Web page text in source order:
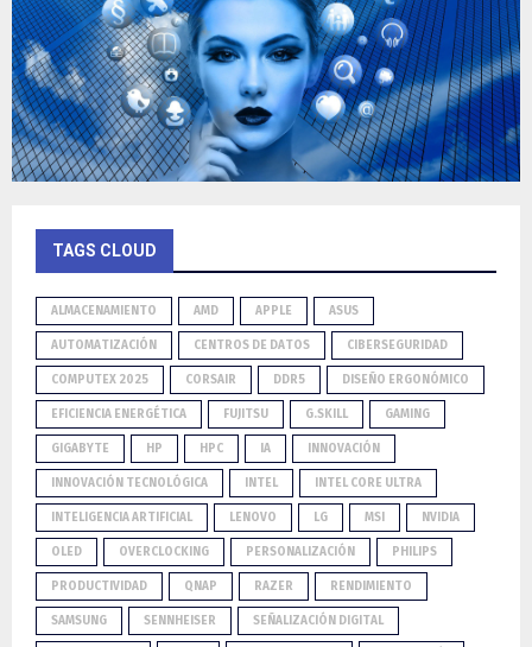
TAGS CLOUD
ALMACENAMIENTO AMD APPLE ASUS
AUTOMATIZACIÓN CENTROS DE DATOS CIBERSEGURIDAD
COMPUTEX 2025 CORSAIR DDR5 DISEÑO ERGONÓMICO
EFICIENCIA ENERGÉTICA FUJITSU G.SKILL GAMING
GIGABYTE HP HPC IA INNOVACIÓN
INNOVACIÓN TECNOLÓGICA INTEL INTEL CORE ULTRA
INTELIGENCIA ARTIFICIAL LENOVO LG MSI NVIDIA
OLED OVERCLOCKING PERSONALIZACIÓN PHILIPS
PRODUCTIVIDAD QNAP RAZER RENDIMIENTO
SAMSUNG SENNHEISER SEÑALIZACIÓN DIGITAL